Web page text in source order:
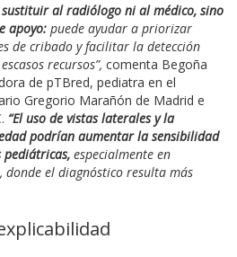
sustituir al radiólogo ni al médico, sino
apoyo: puede ayudar a priorizar
de cribado y facilitar la detección
recursos”, comenta Begoña
de pTBred, pediatra en el
Gregorio Marañón de Madrid e
“El uso de vistas laterales y la
podrían aumentar la sensibilidad
pediátricas, especialmente en
donde el diagnóstico resulta más